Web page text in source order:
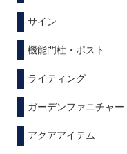
サイン
機能門柱・ポスト
ライティング
ガーデンファニチャー
アクアアイテム